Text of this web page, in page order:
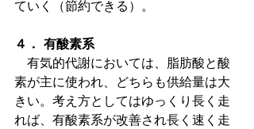
ていく（節約できる）。
４． 有酸素系
有気的代謝においては、脂肪酸と酸
素が主に使われ、どちらも供給量は大
きい。考え方としてはゆっくり長く走
れば、有酸素系が改善され長く速く走